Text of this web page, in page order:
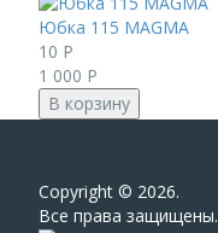
Юбка 115 MAGMA
10 Р
1 000 Р
В корзину
Сopyright © 2026.
Все права защищены.